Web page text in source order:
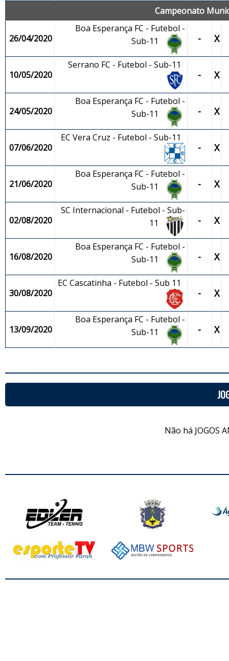
Campeonato
26/04/2020
Boa Esperança FC - Futebol -
Sub-11
- X
10/05/2020
Serrano FC - Futebol - Sub-11
- X
24/05/2020
Boa Esperança FC - Futebol -
Sub-11
- X
07/06/2020
EC Vera Cruz - Futebol - Sub-11
- X
21/06/2020
Boa Esperança FC - Futebol -
Sub-11
- X
02/08/2020
SC Internacional - Futebol - Sub-
11
- X
16/08/2020
Boa Esperança FC - Futebol -
Sub-11
- X
30/08/2020
EC Cascatinha - Futebol - Sub 11
- X
13/09/2020
Boa Esperança FC - Futebol -
Sub-11
- X
Não há JOGOS